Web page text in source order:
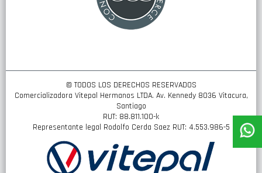
© TODOS LOS DERECHOS RESERVADOS
Comercializadora Vitepal Hermanos LTDA. Av. Kennedy 8036 Vitacura,
Santiago
RUT: 88.811.100-k
Representante legal Rodolfo Cerda Saez RUT: 4.553.986-5